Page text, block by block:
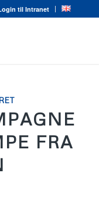
til Intranet
FRA